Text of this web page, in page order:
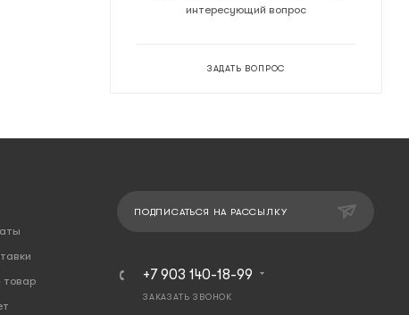
интересующий вопрос
ЗАДАТЬ ВОПРОС
товар
ПОДПИСАТЬСЯ НА РАССЫЛКУ
+7 903 140-18-99
ЗАКАЗАТЬ ЗВОНОК